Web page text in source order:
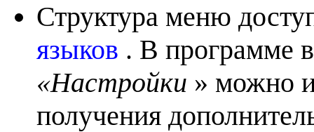
Структура меню
языков . В программе
«Настройки » можно
получения